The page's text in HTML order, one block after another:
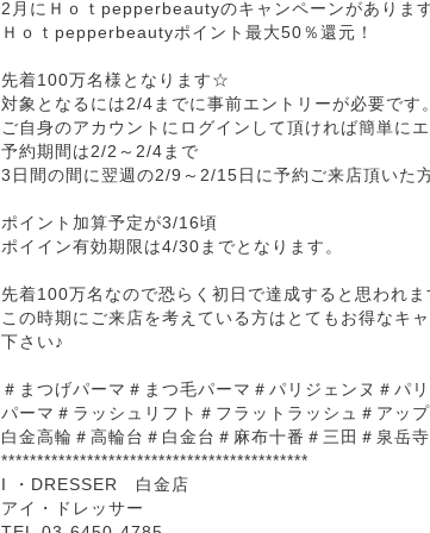
2月にＨｏｔpepperbeautyのキャンペーンがあります
Ｈｏｔpepperbeautyポイント最大50％還元！
先着100万名様となります☆
対象となるには2/4までに事前エントリーが必要です
ご自身のアカウントにログインして頂ければ簡単に
予約期間は2/2～2/4まで
3日間の間に翌週の2/9～2/15日に予約ご来店頂いた
ポイント加算予定が3/16頃
ポイイン有効期限は4/30までとなります。
先着100万名なので恐らく初日で達成すると思われま
この時期にご来店を考えている方はとてもお得なキ
下さい♪
＃まつげパーマ＃まつ毛パーマ＃パリジェンヌ＃パ
パーマ＃ラッシュリフト＃フラットラッシュ＃アッ
白金高輪＃高輪台＃白金台＃麻布十番＃三田＃泉岳
*******************************************
I ・DRESSER 白金店
アイ・ドレッサー